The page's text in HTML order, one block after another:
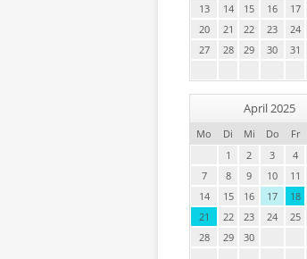
13
14 15 16 17
20
21 22 23 24
27
28 29 30 31
April 2025
Mo Di Mi Do Fr
1
2 3 4
7
8 9 10 11
14
15 16 17 18
21
22 23 24 25
28
29 30